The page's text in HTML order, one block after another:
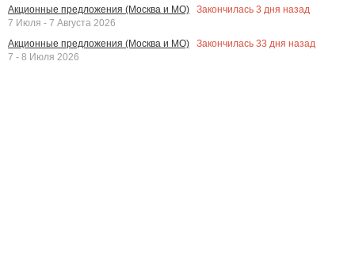
Акционные предложения (Москва и МО)
Закончилась 3 дня назад
7 Июля - 7 Августа 2026
Акционные предложения (Москва и МО)
Закончилась 33 дня назад
7 - 8 Июля 2026